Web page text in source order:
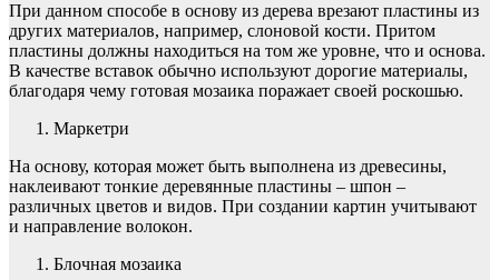
При данном способе в основу из дерева врезают пластины из
других материалов, например, слоновой кости. Притом
пластины должны находиться на том же уровне, что и основа.
В качестве вставок обычно используют дорогие материалы,
благодаря чему готовая мозаика поражает своей роскошью.
Маркетри
На основу, которая может быть выполнена из древесины,
наклеивают тонкие деревянные пластины – шпон –
различных цветов и видов. При создании картин учитывают
и направление волокон.
Блочная мозаика